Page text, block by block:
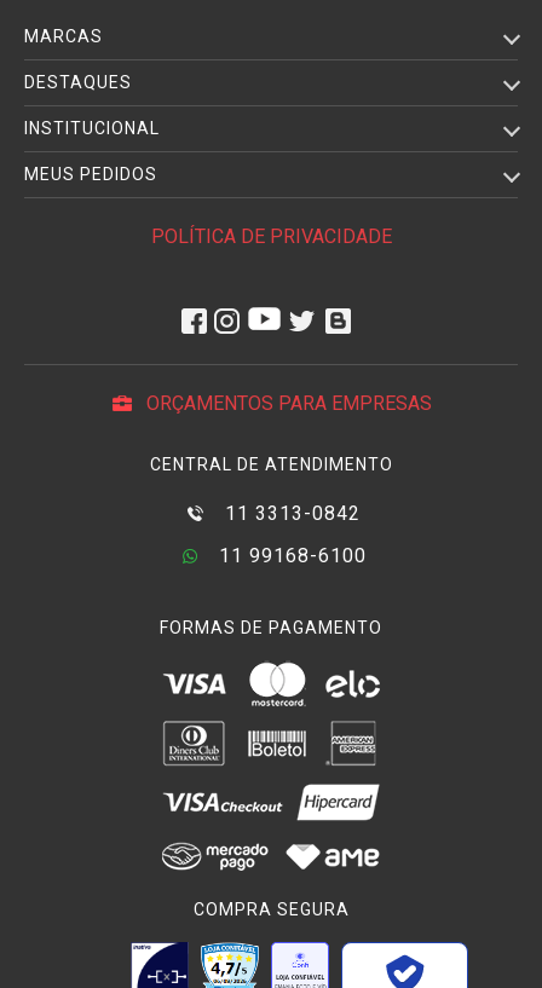
MARCAS
DESTAQUES
INSTITUCIONAL
MEUS PEDIDOS
POLÍTICA DE PRIVACIDADE
ORÇAMENTOS PARA EMPRESAS
CENTRAL DE ATENDIMENTO
11 3313-0842
11 99168-6100
FORMAS DE PAGAMENTO
COMPRA SEGURA